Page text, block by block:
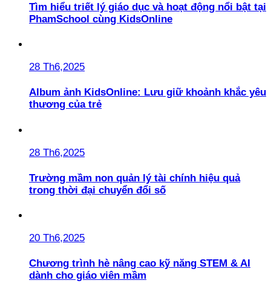
Tìm hiểu triết lý giáo dục và hoạt động nổi bật tại
PhamSchool cùng KidsOnline
28 Th6,2025
Album ảnh KidsOnline: Lưu giữ khoảnh khắc yêu
thương của trẻ
28 Th6,2025
Trường mầm non quản lý tài chính hiệu quả
trong thời đại chuyển đổi số
20 Th6,2025
Chương trình hè nâng cao kỹ năng STEM & AI
dành cho giáo viên mầm